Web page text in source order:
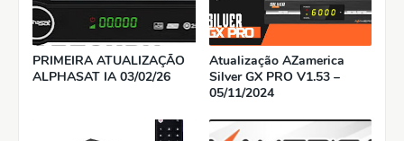
PRIMEIRA ATUALIZAÇÃO
ALPHASAT IA 03/02/26
Atualização AZamerica
Silver GX PRO V1.53 –
05/11/2024